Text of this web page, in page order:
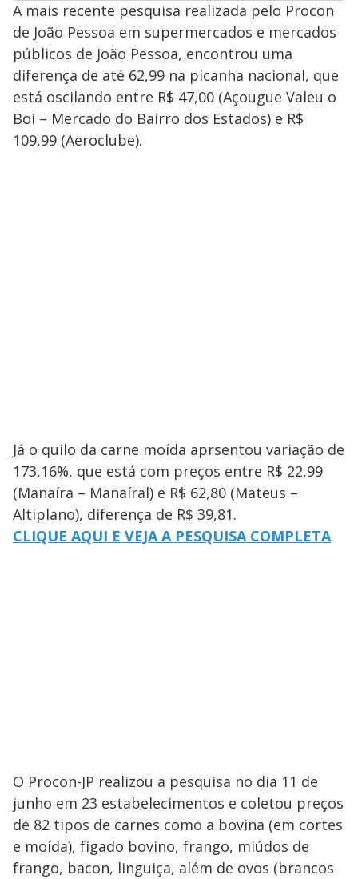
A mais recente pesquisa realizada pelo Procon
de João Pessoa em supermercados e mercados
públicos de João Pessoa, encontrou uma
diferença de até 62,99 na picanha nacional, que
está oscilando entre R$ 47,00 (Açougue Valeu o
Boi – Mercado do Bairro dos Estados) e R$
109,99 (Aeroclube).
Já o quilo da carne moída aprsentou variação de
173,16%, que está com preços entre R$ 22,99
(Manaíra – Manaíral) e R$ 62,80 (Mateus –
Altiplano), diferença de R$ 39,81.
CLIQUE AQUI E VEJA A PESQUISA COMPLETA
O Procon-JP realizou a pesquisa no dia 11 de
junho em 23 estabelecimentos e coletou preços
de 82 tipos de carnes como a bovina (em cortes
e moída), fígado bovino, frango, miúdos de
frango, bacon, linguiça, além de ovos (brancos